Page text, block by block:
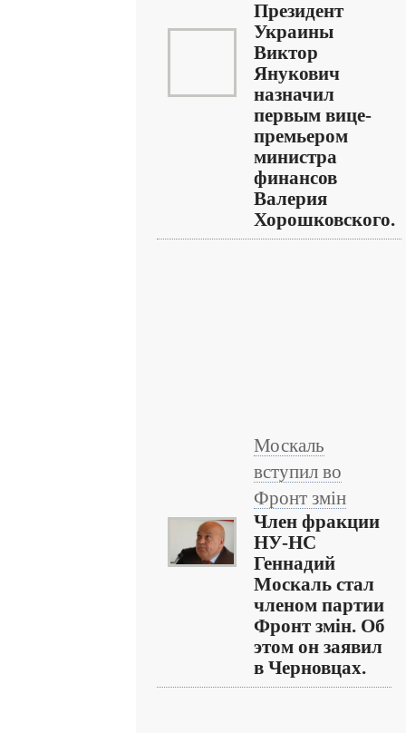
Президент
Украины
Виктор
Янукович
назначил
первым вице-
премьером
министра
финансов
Валерия
Хорошковского.
Москаль
вступил во
Фронт змін
Член фракции
НУ-НС
Геннадий
Москаль стал
членом партии
Фронт змін. Об
этом он заявил
в Черновцах.